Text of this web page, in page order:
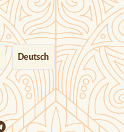
Deutsch